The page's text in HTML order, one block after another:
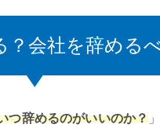
会社を辞める
つ辞めるのがいいのか？